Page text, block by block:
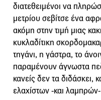
διατεθειμένοι να
μετρίου σεβίτσε ένα
ακόμη στην τιμή μιας
κυκλαδίτικη
τηγάνι, η γάστρα, το
παραμένουν άγνωστα
κανείς δεν τα διδάσκει,
ελαχίστων -και